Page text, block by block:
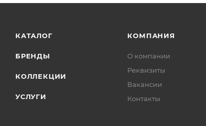
КАТАЛОГ
БРЕНДЫ
КОЛЛЕКЦИИ
УСЛУГИ
КОМПАНИЯ
О компании
Реквизиты
Вакансии
Контакты